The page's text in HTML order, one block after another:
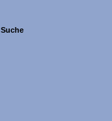
Suche